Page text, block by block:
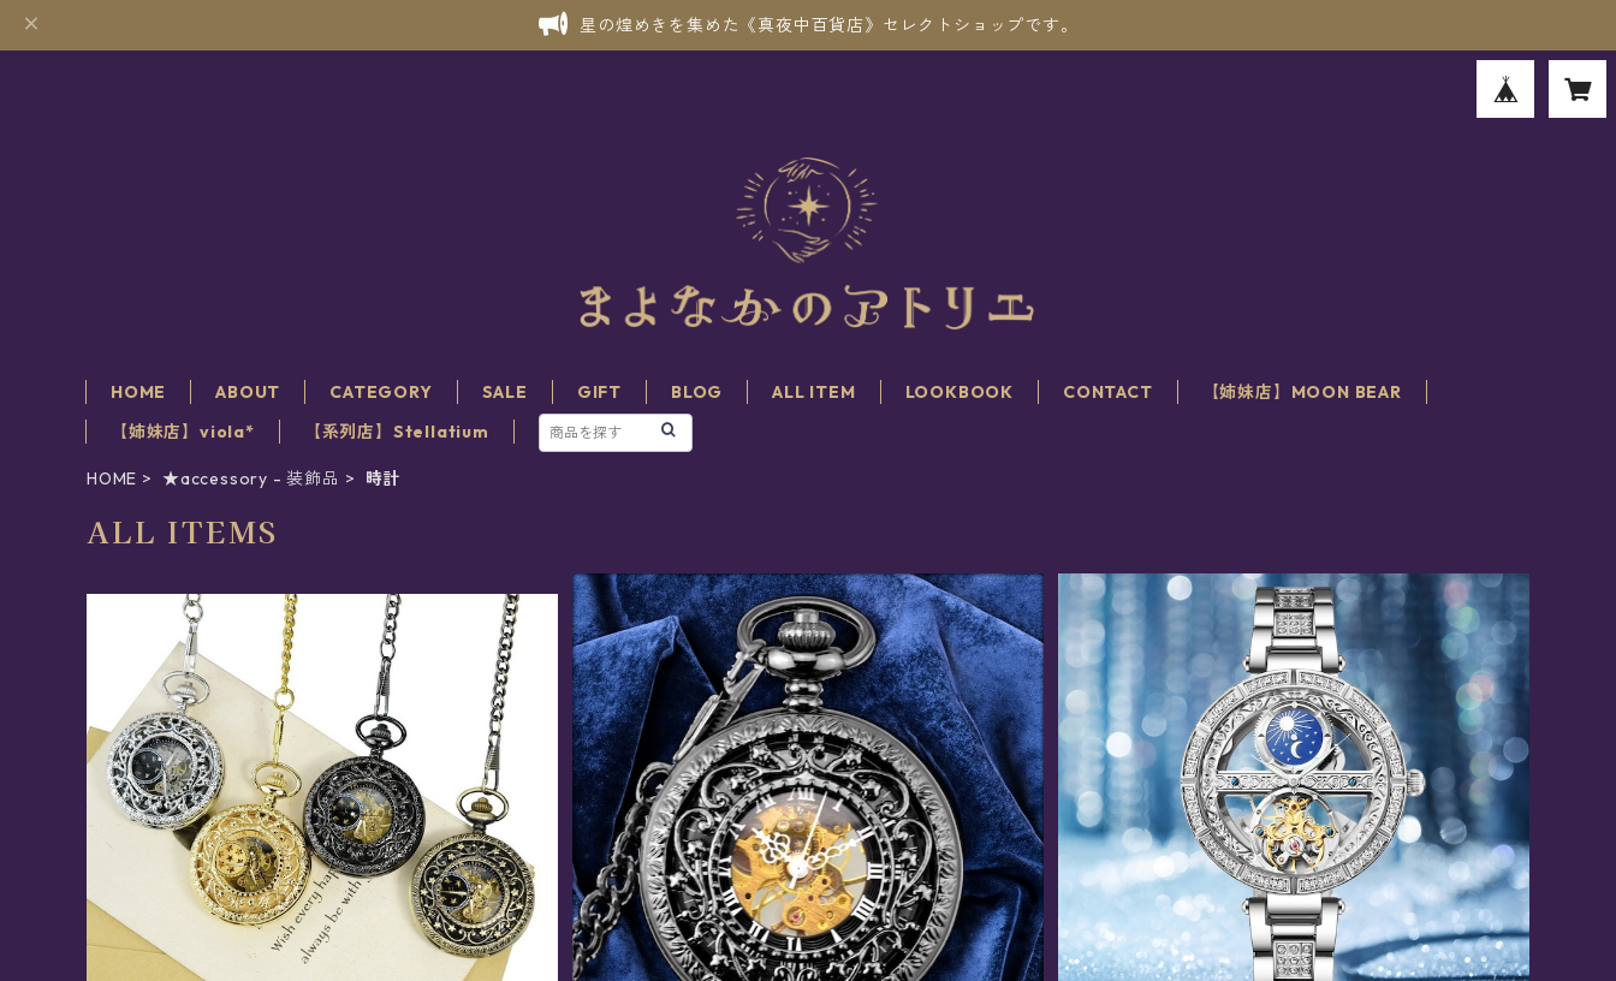
星の煌めきを集めた《真夜中百貨店》セレクトショップです。
HOME ABOUT CATEGORY SALE GIFT BLOG ALL ITEM LOOKBOOK CONTACT
【姉妹店】MOON BEAR
【姉妹店】viola*
【系列店】Stellatium
HOME ★accessory - 装飾品 時計
ALL ITEMS
ボタニカルスターリーナイト / 懐中時計(全4色)
¥8,946
10%OFF
ボタニカルスターライト / 懐中時計(全5色)
¥8,946
10%OFF
太陽と月の天文時計 / 腕時計(全4色)
¥22,800
5%OFF